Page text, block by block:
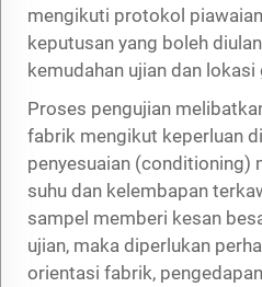
mengikuti protokol
keputusan yang boleh
kemudahan ujian dan lokasi
Proses pengujian
fabrik mengikut keperluan
penyesuaian (conditioning)
suhu dan kelembapan
sampel memberi kesan
ujian, maka diperlukan
orientasi fabrik,